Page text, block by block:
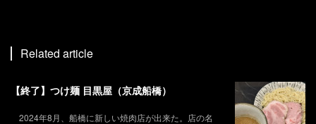
Related article
【終了】つけ麺 目黒屋（京成船橋）
2024年8月、船橋に新しい焼肉店が出来た。店の名